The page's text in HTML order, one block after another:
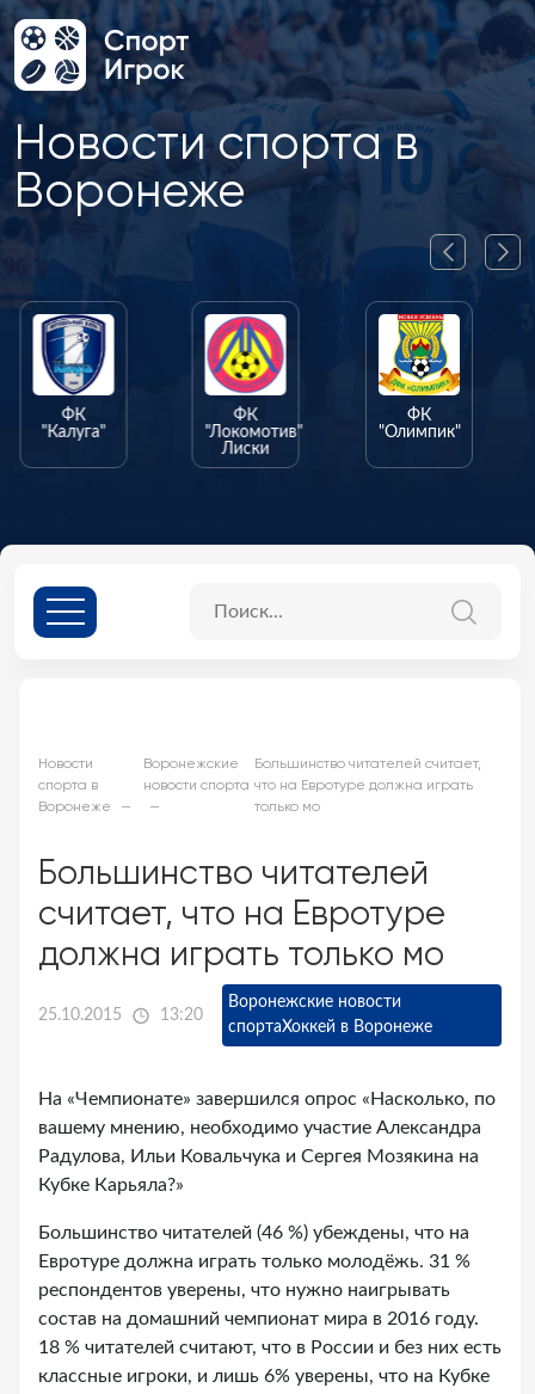
Новости спорта в
Воронеже
ФК
"Калуга"
ФК
"Локомотив"
Лиски
ФК
"Олимпик"
Новости
спорта в
Воронеже
Воронежские
новости спорта
Большинство читателей считает,
что на Евротуре должна играть
только мо
Большинство читателей
считает, что на Евротуре
должна играть только мо
25.10.2015 13:20
Воронежские новости
спортаХоккей в Воронеже
На «Чемпионате» завершился опрос «Насколько, по
вашему мнению, необходимо участие Александра
Радулова, Ильи Ковальчука и Сергея Мозякина на
Кубке Карьяла?»
Большинство читателей (46 %) убеждены, что на
Евротуре должна играть только молодёжь. 31 %
респондентов уверены, что нужно наигрывать
состав на домашний чемпионат мира в 2016 году.
18 % читателей считают, что в России и без них есть
классные игроки, и лишь 6% уверены, что на Кубке